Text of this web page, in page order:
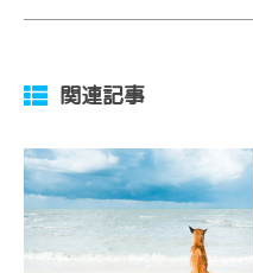
関連記事